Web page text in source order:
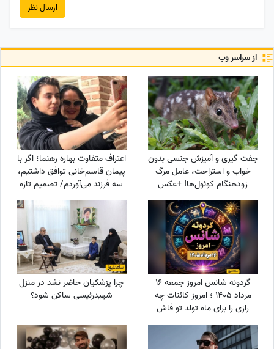
ارسال نظر
از سراسر وب
جفت گیری و آمیزش جنسی بدون
خواب و استراحت، عامل مرگ
زودهنگام کوئول‌ها! +عکس
اعتراف متفاوت بهاره رهنما؛ اگر با
پیمان قاسم‌خانی توافق داشتیم،
سه فرزند می‌آوردم/ تصمیم تازه
برای ازدواج
گردونه شانس امروز جمعه 16
مرداد 1405 ؛ امروز کائنات چه
رازی را برای ماه تولد تو فاش
کرده؟
چرا پزشکیان حاضر نشد در منزل
شهیدرئیسی ساکن شود؟